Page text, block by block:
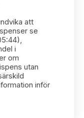
uttalanden
att
se
i
om
utan
inför